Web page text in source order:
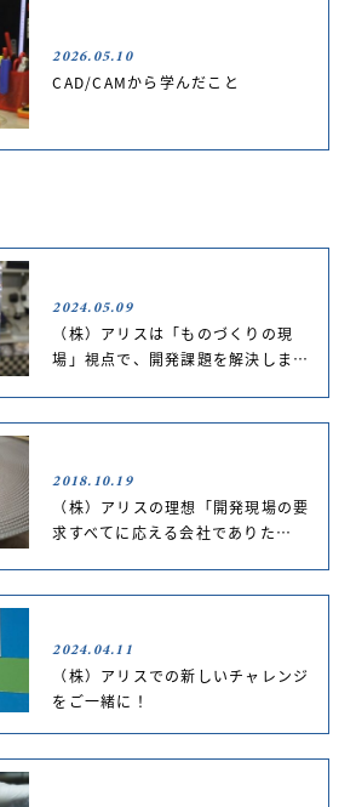
2026.05.10
CAD/CAMから学んだこと
2024.05.09
（株）アリスは「ものづくりの現
場」視点で、開発課題を解決しま…
2018.10.19
（株）アリスの理想「開発現場の要
求すべてに応える会社でありた…
2024.04.11
（株）アリスでの新しいチャレンジ
をご一緒に！